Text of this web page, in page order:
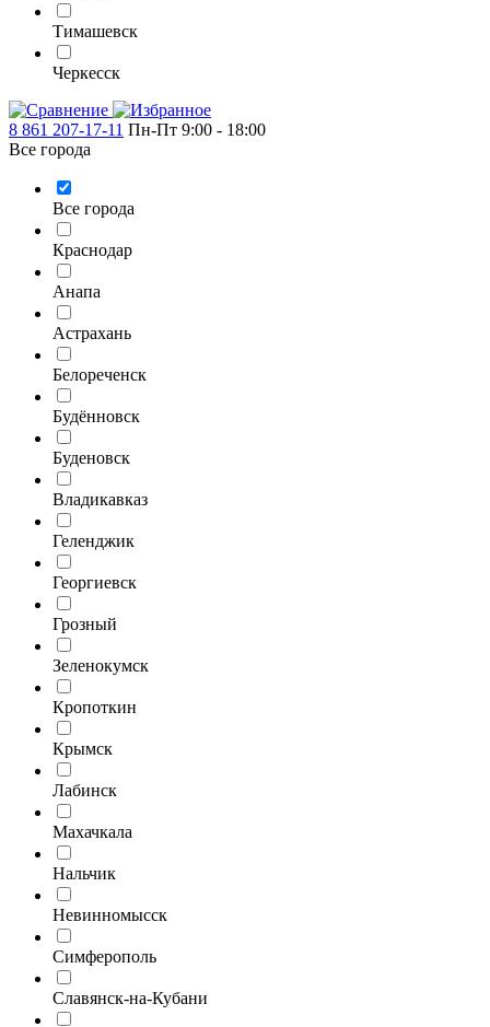
Тимашевск
Черкесск
8 861 207-17-11 Пн-Пт 9:00 - 18:00
Все города
Все города
Краснодар
Анапа
Астрахань
Белореченск
Будённовск
Буденовск
Владикавказ
Геленджик
Георгиевск
Грозный
Зеленокумск
Кропоткин
Крымск
Лабинск
Махачкала
Нальчик
Невинномысск
Симферополь
Славянск-на-Кубани